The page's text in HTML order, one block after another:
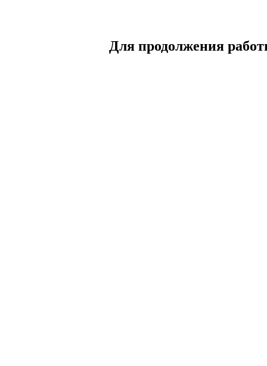
Для продолжения